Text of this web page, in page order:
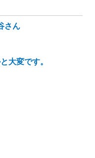
さん
大変です。